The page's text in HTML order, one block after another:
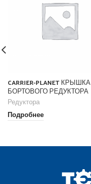
CARRIER-PLANET КРЫШКА
БОРТОВОГО РЕДУКТОРА
Редуктора
Подробнее